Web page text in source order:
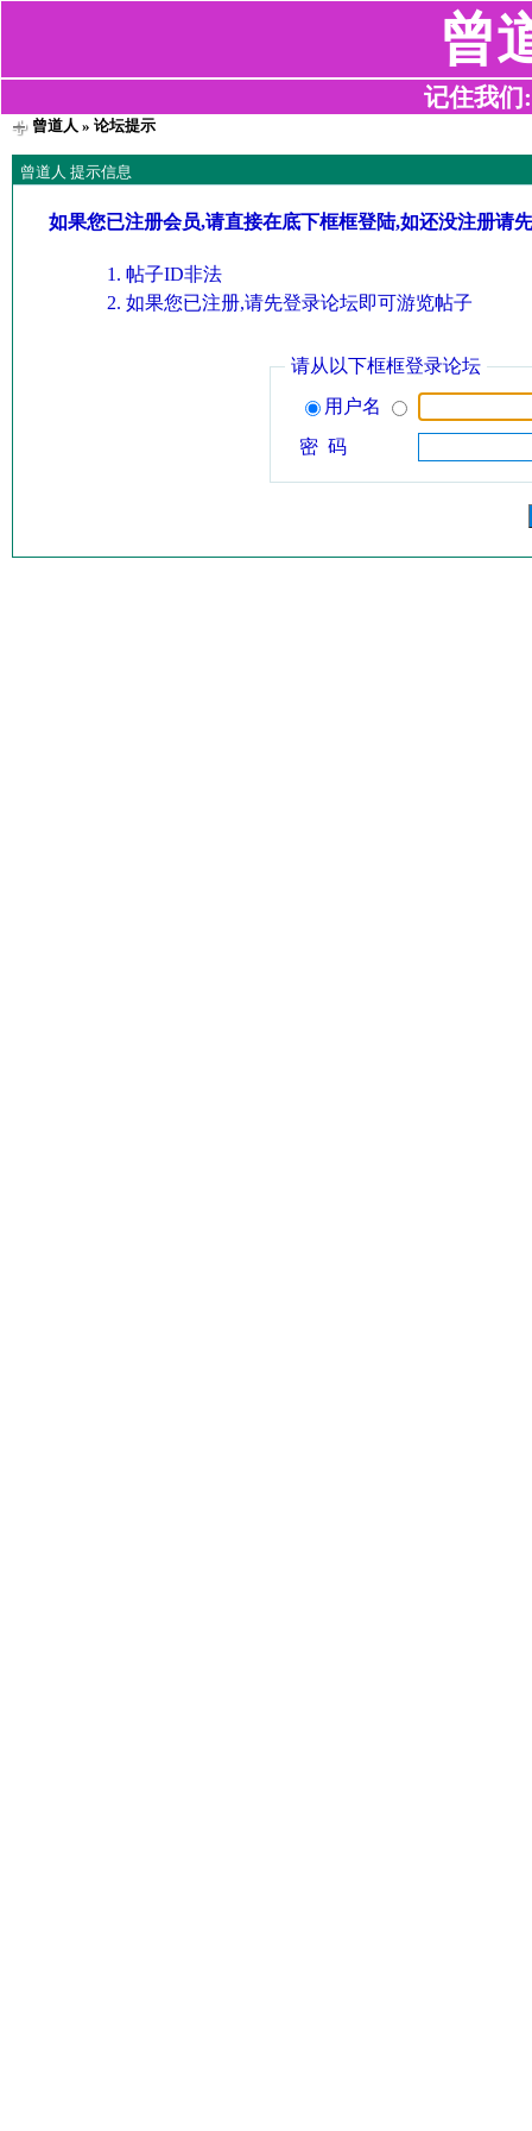
曾
记住我们
曾道人 » 论坛提示
曾道人 提示信息
如果您已注册会员,请直接在底下框框登陆,如还没注册请
帖子ID非法
如果您已注册,请先登录论坛即可游览帖子
请从以下框框登录论坛
用户名
密 码